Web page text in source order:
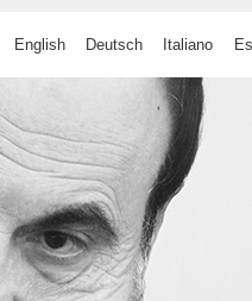
English Deutsch Italiano